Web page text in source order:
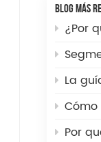
BLOG MÁS
¿Por qué mi disco de
Segmentado vs. Continuo:
La guía definitiva
Cómo elegir la hoja
Por qué asociarse con un